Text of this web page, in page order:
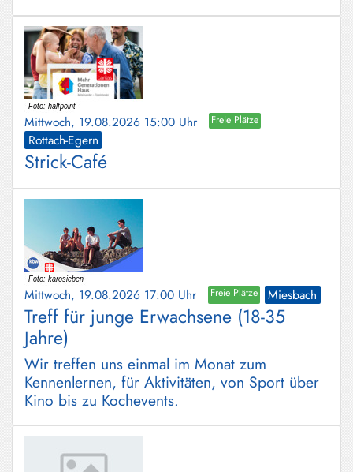
Mittwoch, 19.08.2026 15:00 Uhr Freie Plätze
Rottach-Egern
Strick-Café
Mittwoch, 19.08.2026 17:00 Uhr Freie Plätze Miesbach
Treff für junge Erwachsene (18-35
Jahre)
Wir treffen uns einmal im Monat zum
Kennenlernen, für Aktivitäten, von Sport über
Kino bis zu Kochevents.